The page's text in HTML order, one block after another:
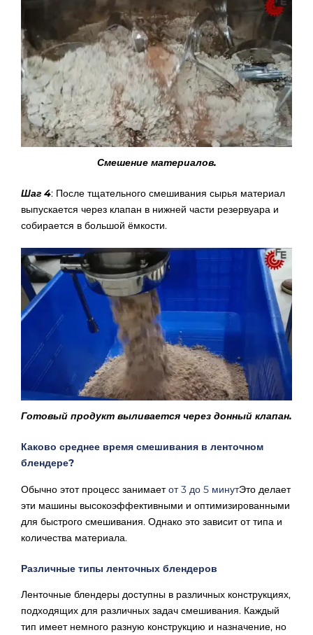
Смешение материалов.
Шаг 4: После тщательного смешивания сырья материал
выпускается через клапан в нижней части резервуара и
собирается в большой ёмкости.
Готовый продукт выливается через донный клапан.
Каково среднее время смешивания в ленточном
блендере?
Обычно этот процесс занимает от 3 до 5 минутЭто делает
эти машины высокоэффективными и оптимизированными
для быстрого смешивания. Однако это зависит от типа и
количества материала.
Различные типы ленточных блендеров
Ленточные блендеры доступны в различных конструкциях,
подходящих для различных задач смешивания. Каждый
тип имеет немного разную конструкцию и назначение, но